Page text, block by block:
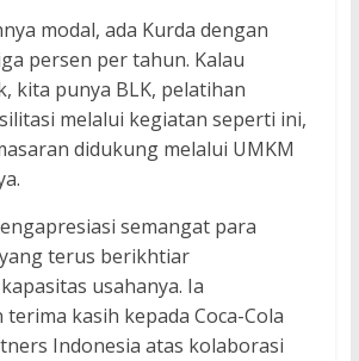
modal, ada Kurda dengan
persen per tahun. Kalau
kita punya BLK, pelatihan
melalui kegiatan seperti ini,
didukung melalui UMKM
semangat para
terus berikhtiar
usahanya. Ia
kasih kepada Coca-Cola
Indonesia atas kolaborasi